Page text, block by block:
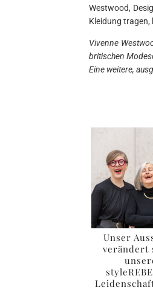
Westwood,
Kleidung tragen,
Vivenne
britischen
Eine weitere,
Unser
verändert